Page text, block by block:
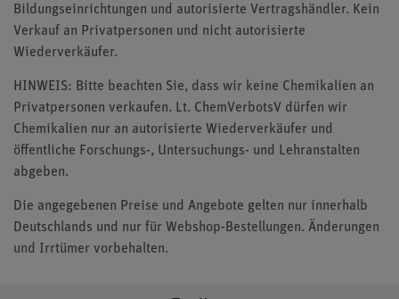
Bildungseinrichtungen und autorisierte Vertragshändler. Kein
Verkauf an Privatpersonen und nicht autorisierte
Wiederverkäufer.
HINWEIS: Bitte beachten Sie, dass wir keine Chemikalien an
Privatpersonen verkaufen. Lt. ChemVerbotsV dürfen wir
Chemikalien nur an autorisierte Wiederverkäufer und
öffentliche Forschungs-, Untersuchungs- und Lehranstalten
abgeben.
Die angegebenen Preise und Angebote gelten nur innerhalb
Deutschlands und nur für Webshop-Bestellungen. Änderungen
und Irrtümer vorbehalten.